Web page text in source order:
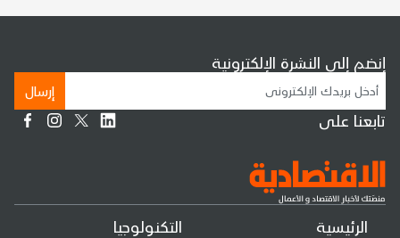
الرئيسية
التكنولوجيا
إنضم إلى النشرة الإلكترونية
إرسال
تابعنا على